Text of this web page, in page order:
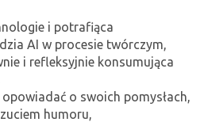
i potrafiąca
AI w procesie twórczym,
i refleksyjnie konsumująca
o swoich pomysłach,
humoru,